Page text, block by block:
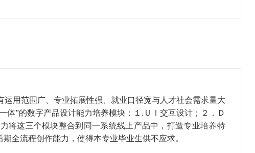
运用范围广、专业拓展性强、就业口径宽与人才社会需求量大
体”的数字产品设计能力培养模块：１.ＵＩ交互设计；２．Ｄ
将这三个模块整合到同一系统线上产品中，打造专业培养特
全流程创作能力，使得本专业毕业生供不应求。